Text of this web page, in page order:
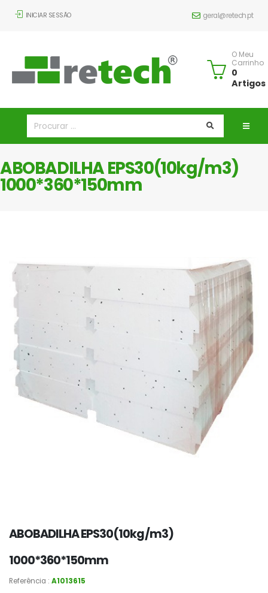
INICIAR SESSÃO geral@retech.pt
O Meu
Carrinho
0
Artigos
ABOBADILHA EPS30(10kg/m3)
1000*360*150mm
ABOBADILHA EPS30(10kg/m3)
1000*360*150mm
Referência : A1013615